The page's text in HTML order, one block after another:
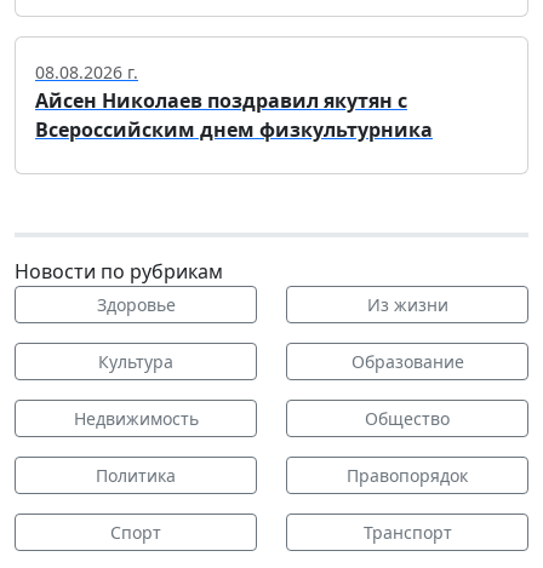
08.08.2026 г.
Айсен Николаев поздравил якутян с
Всероссийским днем физкультурника
Новости по рубрикам
Здоровье Из жизни
Культура Образование
Недвижимость Общество
Политика Правопорядок
Спорт Транспорт